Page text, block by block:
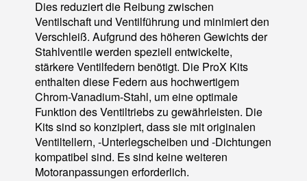
Dies reduziert die Reibung zwischen
Ventilschaft und Ventilführung und minimiert den
Verschleiß. Aufgrund des höheren Gewichts der
Stahlventile werden speziell entwickelte,
stärkere Ventilfedern benötigt. Die ProX Kits
enthalten diese Federn aus hochwertigem
Chrom-Vanadium-Stahl, um eine optimale
Funktion des Ventiltriebs zu gewährleisten. Die
Kits sind so konzipiert, dass sie mit originalen
Ventiltellern, -Unterlegscheiben und -Dichtungen
kompatibel sind. Es sind keine weiteren
Motoranpassungen erforderlich.